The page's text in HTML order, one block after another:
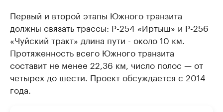
Первый и второй этапы Южного транзита
должны связать трассы: Р-254 «Иртыш» и Р-256
«Чуйский тракт» длина пути - около 10 км.
Протяженность всего Южного транзита
составит не менее 22,36 км, число полос — от
четырех до шести. Проект обсуждается с 2014
года.